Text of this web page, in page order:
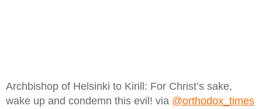
Archbishop of Helsinki to Kirill: For Christ’s sake,
wake up and condemn this evil! via @orthodox_times